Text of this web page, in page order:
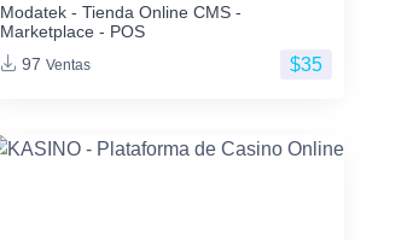
Modatek - Tienda Online CMS -
Marketplace - POS
97 Ventas $35